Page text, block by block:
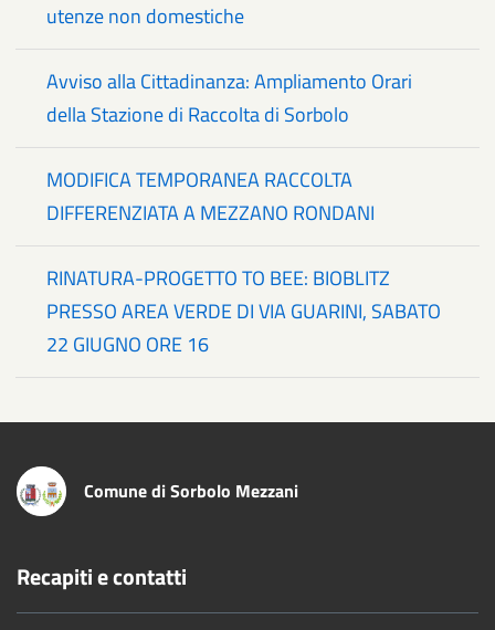
utenze non domestiche
Avviso alla Cittadinanza: Ampliamento Orari
della Stazione di Raccolta di Sorbolo
MODIFICA TEMPORANEA RACCOLTA
DIFFERENZIATA A MEZZANO RONDANI
RINATURA-PROGETTO TO BEE: BIOBLITZ
PRESSO AREA VERDE DI VIA GUARINI, SABATO
22 GIUGNO ORE 16
Comune di Sorbolo Mezzani
Recapiti e contatti